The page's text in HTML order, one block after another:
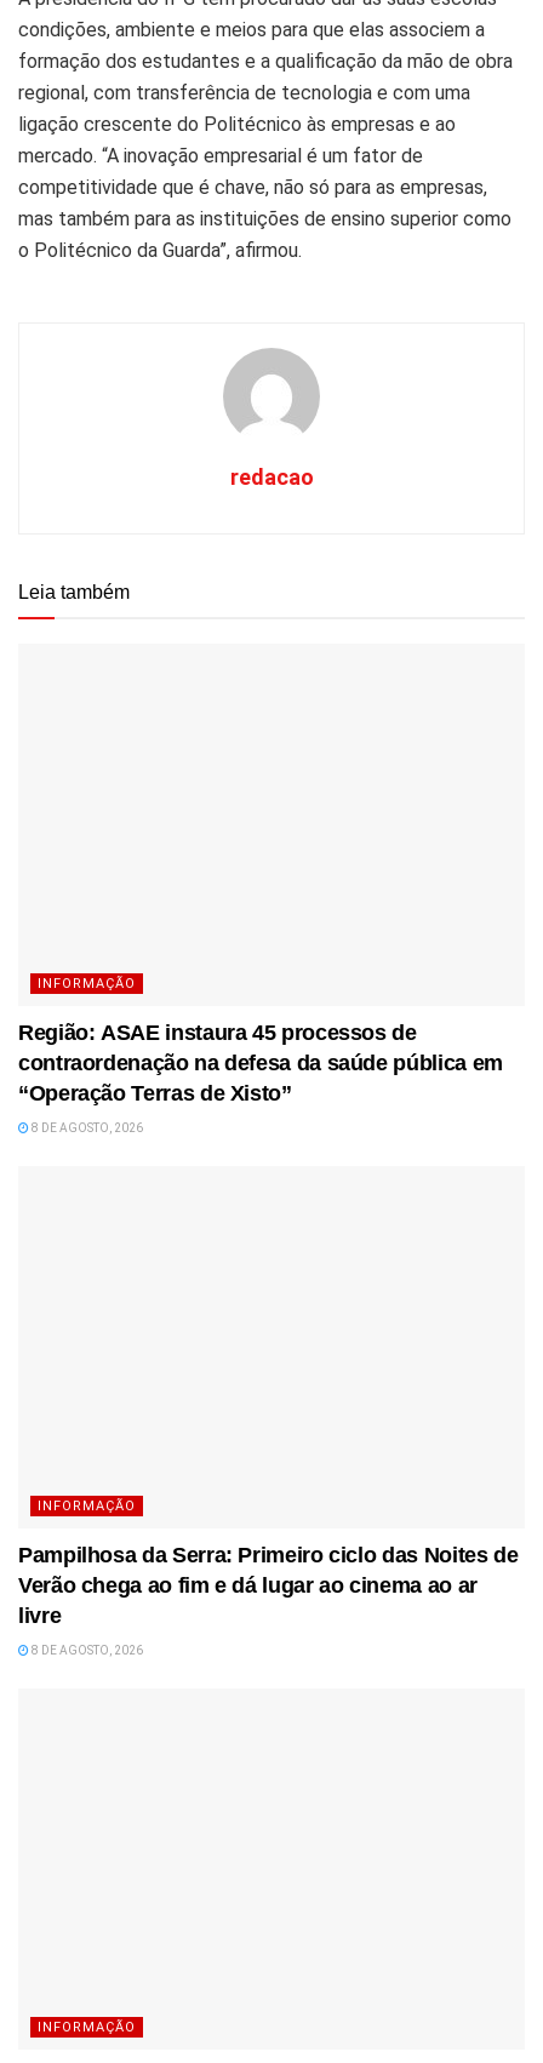
condições, ambiente e meios para que elas associem a
formação dos estudantes e a qualificação da mão de obra
regional, com transferência de tecnologia e com uma
ligação crescente do Politécnico às empresas e ao
mercado. “A inovação empresarial é um fator de
competitividade que é chave, não só para as empresas,
mas também para as instituições de ensino superior como
o Politécnico da Guarda”, afirmou.
redacao
Leia também
INFORMAÇÃO
Região: ASAE instaura 45 processos de
contraordenação na defesa da saúde pública em
“Operação Terras de Xisto”
8 DE AGOSTO, 2026
INFORMAÇÃO
Pampilhosa da Serra: Primeiro ciclo das Noites de
Verão chega ao fim e dá lugar ao cinema ao ar
livre
8 DE AGOSTO, 2026
INFORMAÇÃO